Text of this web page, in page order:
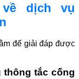
dịch vụ
để giải đáp được
thông tắc cống